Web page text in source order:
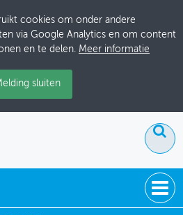
cookies om onder andere
via Google Analytics en om content
en te delen. Meer informatie
sluiten